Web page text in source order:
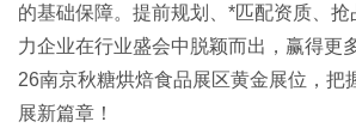
的基础保障。提前规划、*匹配资质、
力企业在行业盛会中脱颖而出，赢得更
26南京秋糖烘焙食品展区黄金展位，把
展新篇章！